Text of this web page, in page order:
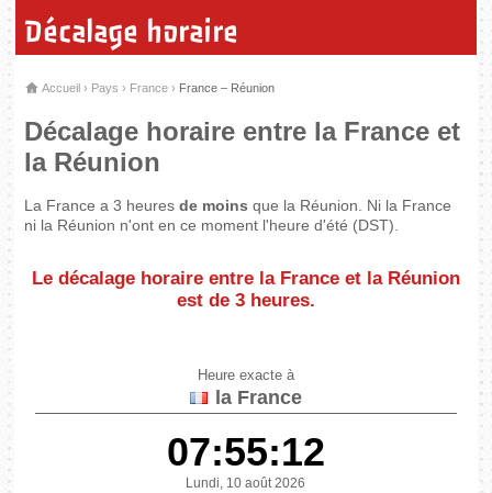
Décalage horaire
Accueil › Pays › France › France – Réunion
Décalage horaire entre la France et
la Réunion
La France a 3 heuresde moins que la Réunion. Ni la France
ni la Réunion n'ont en ce moment l'heure d'été (DST).
Le décalage horaire entre la France et la Réunion
est de 3 heures.
Heure exacte à
la France
07:55:12
Lundi, 10 août 2026